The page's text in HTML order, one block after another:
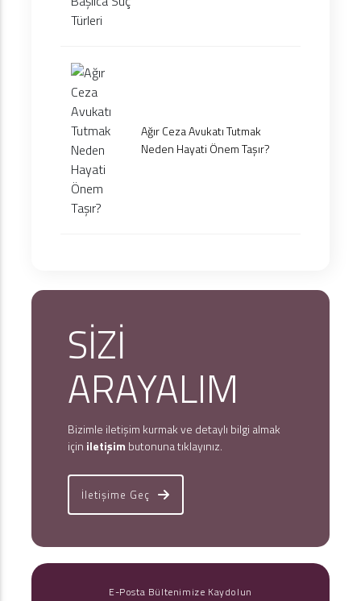
Ağır Ceza Avukatı Tutmak
Neden Hayati Önem Taşır?
SİZİ
ARAYALIM
Bizimle iletişim kurmak ve detaylı bilgi almak
için iletişim butonuna tıklayınız.
İletişime Geç
E-Posta Bültenimize Kaydolun